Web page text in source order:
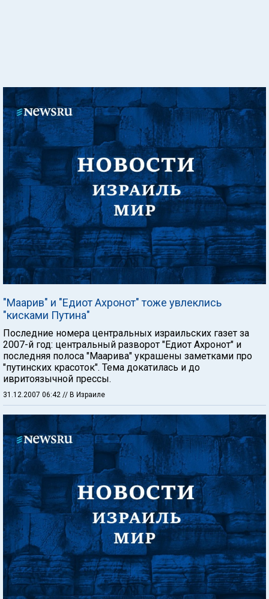
"Маарив" и "Едиот Ахронот" тоже увлеклись
"кисками Путина"
Последние номера центральных израильских газет за
2007-й год: центральный разворот "Едиот Ахронот" и
последняя полоса "Маарива" украшены заметками про
"путинских красоток". Тема докатилась и до
ивритоязычной прессы.
31.12.2007 06:42 // В Израиле